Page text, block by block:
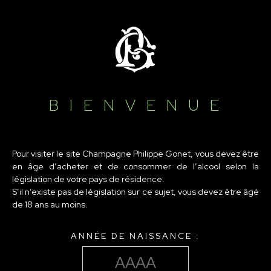
BIENVENUE
Pour visiter le site Champagne Philippe Gonet, vous devez être
en âge d’acheter et de consommer de l’alcool selon la
législation de votre pays de résidence.
S’il n’existe pas de législation sur ce sujet, vous devez être âgé
de 18 ans au moins.
ANNÉE DE NAISSANCE :